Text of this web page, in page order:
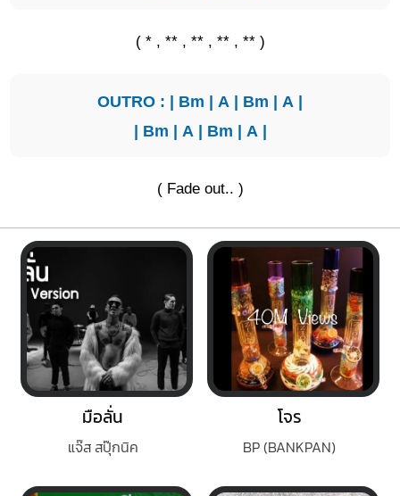
( * , ** , ** , ** , ** )
OUTRO : | Bm | A | Bm | A |
| Bm | A | Bm | A |
( Fade out.. )
มือลั่น
แจ๊ส สปุ๊กนิค
โจร
BP (BANKPAN)